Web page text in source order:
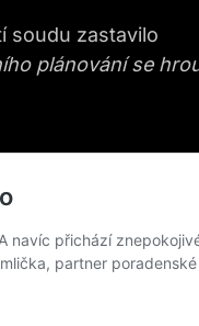
soudu zastavilo
plánování se